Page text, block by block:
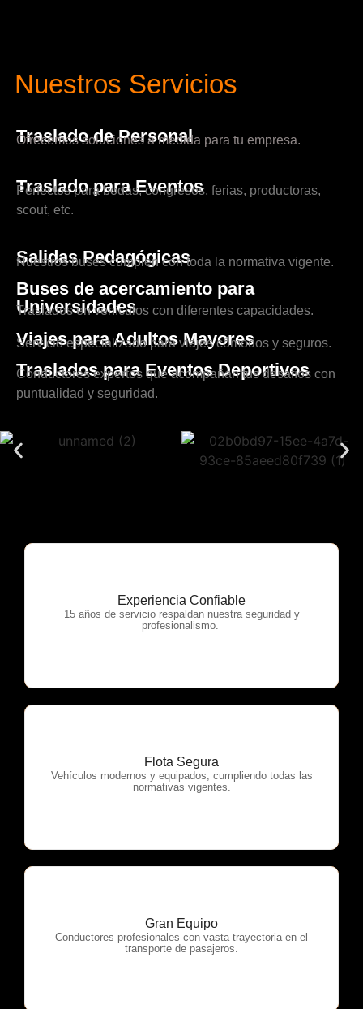
Nuestros Servicios
Traslado de Personal
Ofrecemos soluciones a medida para tu empresa.
Traslado para Eventos
Perfectos para bodas, congresos, ferias, productoras,
scout, etc.
Salidas Pedagógicas
Nuestros buses cumplen con toda la normativa vigente.
Buses de acercamiento para
Universidades
Traslados en vehículos con diferentes capacidades.
Viajes para Adultos Mayores
Servicio especializado para viajes cómodos y seguros.
Traslados para Eventos Deportivos
Conductores expertos que acompañan tus desafíos con
puntualidad y seguridad.
Experiencia Confiable
15 años de servicio respaldan nuestra seguridad y
profesionalismo.
OTP Servicios
Flota Segura
Vehículos modernos y equipados, cumpliendo todas las
normativas vigentes.
OTP Servicios
Gran Equipo
Conductores profesionales con vasta trayectoria en el
transporte de pasajeros.
OTP Servicios